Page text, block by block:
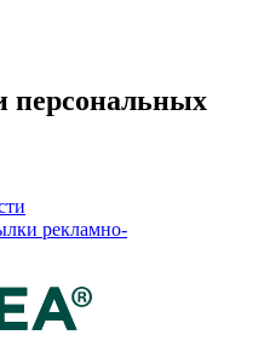
персональных
рекламно-